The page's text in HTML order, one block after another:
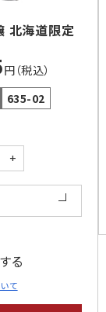
北海道限定
円（税込）
635-02
+
る
て